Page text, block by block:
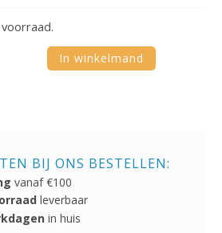
In winkelmand
BIJ ONS BESTELLEN:
vanaf €100
leverbaar
in huis